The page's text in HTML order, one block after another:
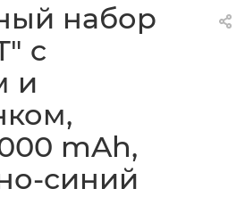
набор
c
и
mAh,
синий